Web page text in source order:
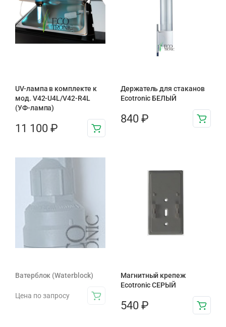
UV-лампа в комплекте к
мод. V42-U4L/V42-R4L
(УФ-лампа)
11 100 ₽
Держатель для стаканов
Ecotronic БЕЛЫЙ
840 ₽
Ватерблок (Waterblock)
Цена по запросу
Магнитный крепеж
Ecotronic СЕРЫЙ
540 ₽